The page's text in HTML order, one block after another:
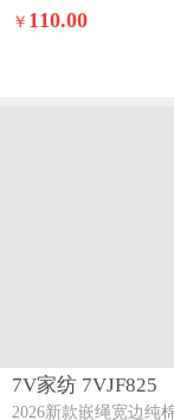
￥ 110.00
7V家纺 7VJF825